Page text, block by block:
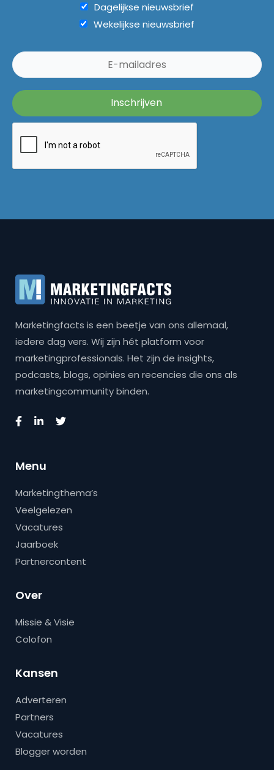
Dagelijkse nieuwsbrief
Wekelijkse nieuwsbrief
Marketingfacts is een beetje van ons allemaal,
iedere dag vers. Wij zijn hét platform voor
marketingprofessionals. Het zijn de insights,
podcasts, blogs, opinies en recencies die ons als
marketingcommunity binden.
Menu
Marketingthema’s
Veelgelezen
Vacatures
Jaarboek
Partnercontent
Over
Missie & Visie
Colofon
Kansen
Adverteren
Partners
Vacatures
Blogger worden